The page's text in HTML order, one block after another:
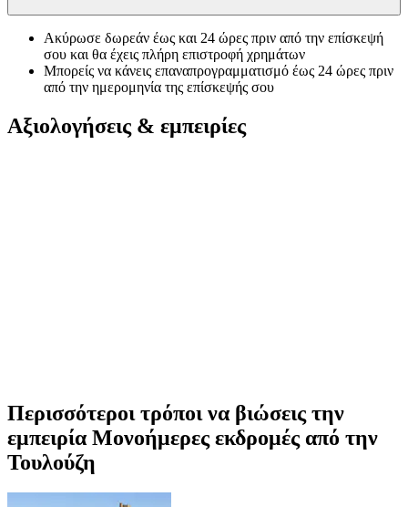
Ακύρωσε δωρεάν έως και 24 ώρες πριν από την επίσκεψή
σου και θα έχεις πλήρη επιστροφή χρημάτων
Μπορείς να κάνεις επαναπρογραμματισμό έως 24 ώρες πριν
από την ημερομηνία της επίσκεψής σου
Αξιολογήσεις & εμπειρίες
Περισσότεροι τρόποι να βιώσεις την
εμπειρία Μονοήμερες εκδρομές από την
Τουλούζη